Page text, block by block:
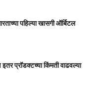
पहिल्या खासगी ऑर्बिटल
प्रॉडक्टच्या किंमती वाढवल्या